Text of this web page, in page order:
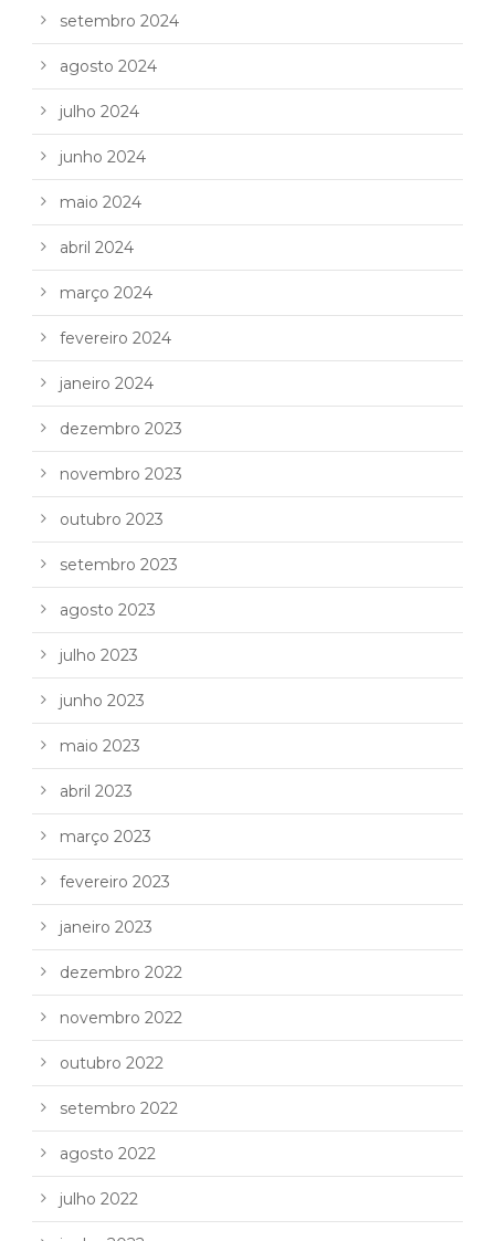
setembro 2024
agosto 2024
julho 2024
junho 2024
maio 2024
abril 2024
março 2024
fevereiro 2024
janeiro 2024
dezembro 2023
novembro 2023
outubro 2023
setembro 2023
agosto 2023
julho 2023
junho 2023
maio 2023
abril 2023
março 2023
fevereiro 2023
janeiro 2023
dezembro 2022
novembro 2022
outubro 2022
setembro 2022
agosto 2022
julho 2022